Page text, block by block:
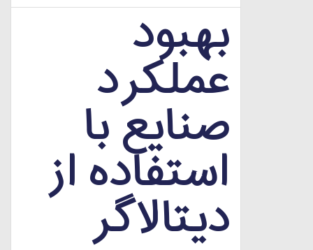
بهبود
عملکرد
صنایع با
استفاده از
دیتالاگر